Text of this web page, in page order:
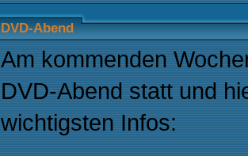
DVD-Abend
Am kommenden
DVD-Abend statt und
wichtigsten Infos: